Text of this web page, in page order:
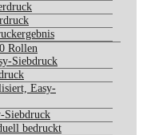
Rollen
Siebdruck
Easy-
Siebdruck
bedruckt